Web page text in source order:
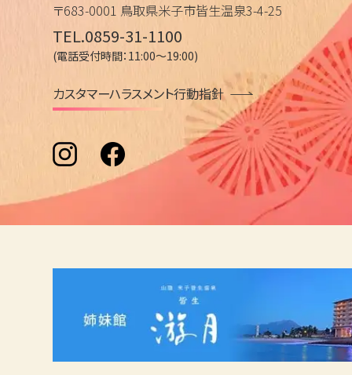
〒683-0001 鳥取県米子市皆生温泉3-4-25
TEL.0859-31-1100
(電話受付時間：11:00～19:00)
カスタマーハラスメント行動指針